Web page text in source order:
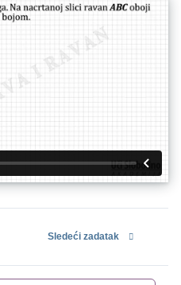
Sledeći zadatak